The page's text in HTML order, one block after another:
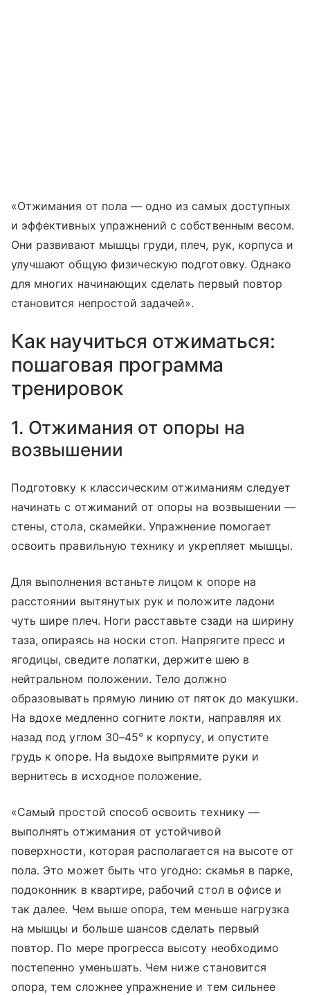
«Отжимания от пола — одно из самых доступных
и эффективных упражнений с собственным весом.
Они развивают мышцы груди, плеч, рук, корпуса и
улучшают общую физическую подготовку. Однако
для многих начинающих сделать первый повтор
становится непростой задачей».
Как научиться отжиматься:
пошаговая программа
тренировок
1. Отжимания от опоры на
возвышении
Подготовку к классическим отжиманиям следует
начинать с отжиманий от опоры на возвышении —
стены, стола, скамейки. Упражнение помогает
освоить правильную технику и укрепляет мышцы.
Для выполнения встаньте лицом к опоре на
расстоянии вытянутых рук и положите ладони
чуть шире плеч. Ноги расставьте сзади на ширину
таза, опираясь на носки стоп. Напрягите пресс и
ягодицы, сведите лопатки, держите шею в
нейтральном положении. Тело должно
образовывать прямую линию от пяток до макушки.
На вдохе медленно согните локти, направляя их
назад под углом 30–45° к корпусу, и опустите
грудь к опоре. На выдохе выпрямите руки и
вернитесь в исходное положение.
«Самый простой способ освоить технику —
выполнять отжимания от устойчивой
поверхности, которая располагается на высоте от
пола. Это может быть что угодно: скамья в парке,
подоконник в квартире, рабочий стол в офисе и
так далее. Чем выше опора, тем меньше нагрузка
на мышцы и больше шансов сделать первый
повтор. По мере прогресса высоту необходимо
постепенно уменьшать. Чем ниже становится
опора, тем сложнее упражнение и тем сильнее